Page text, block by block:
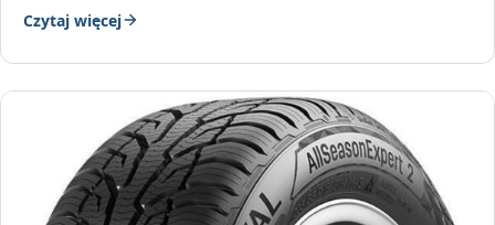
Czytaj więcej